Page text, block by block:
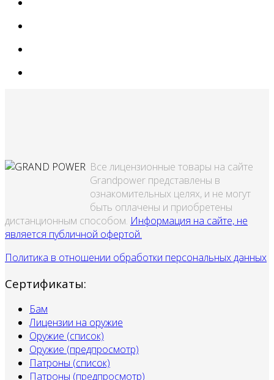
Все лицензионные товары на сайте
Grandpower представлены в
ознакомительных целях, и не могут
быть оплачены и приобретены
дистанционным способом. Информация на сайте, не
является публичной офертой.
Политика в отношении обработки персональных данных
Сертификаты:
Бам
Лицензии на оружие
Оружие (список)
Оружие (предпросмотр)
Патроны (список)
Патроны (предпросмотр)